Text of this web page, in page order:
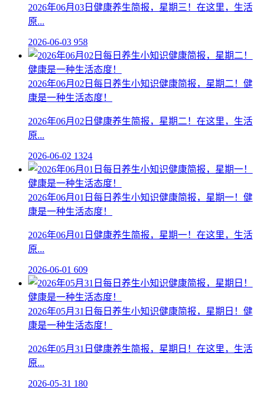
2026年06月03日健康养生简报，星期三！在这里，生活
原...
2026-06-03 958
2026年06月02日每日养生小知识健康简报，星期二！健
康是一种生活态度！
2026年06月02日健康养生简报，星期二！在这里，生活
原...
2026-06-02 1324
2026年06月01日每日养生小知识健康简报，星期一！健
康是一种生活态度！
2026年06月01日健康养生简报，星期一！在这里，生活
原...
2026-06-01 609
2026年05月31日每日养生小知识健康简报，星期日！健
康是一种生活态度！
2026年05月31日健康养生简报，星期日！在这里，生活
原...
2026-05-31 180